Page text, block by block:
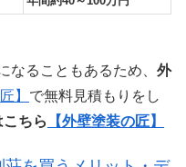
なることもあるため、 外
】 で無料見積もりをし
ちら 【外壁塗装の匠】